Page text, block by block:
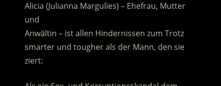
Alicia (Julianna Margulies) – Ehefrau, Mutter
und
Anwältin – ist allen Hindernissen zum Trotz
smarter und tougher als der Mann, den sie
ziert: